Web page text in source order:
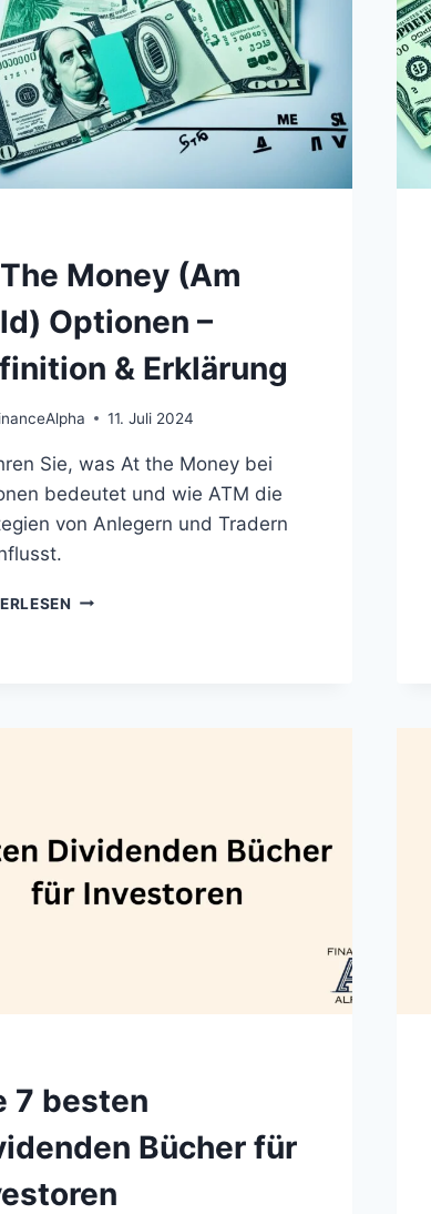
Money (Am
Optionen –
& Erklärung
11. Juli 2024
Sie, was At the Money bei
bedeutet und wie ATM die
von Anlegern und Tradern
AT
7 besten
Bücher für